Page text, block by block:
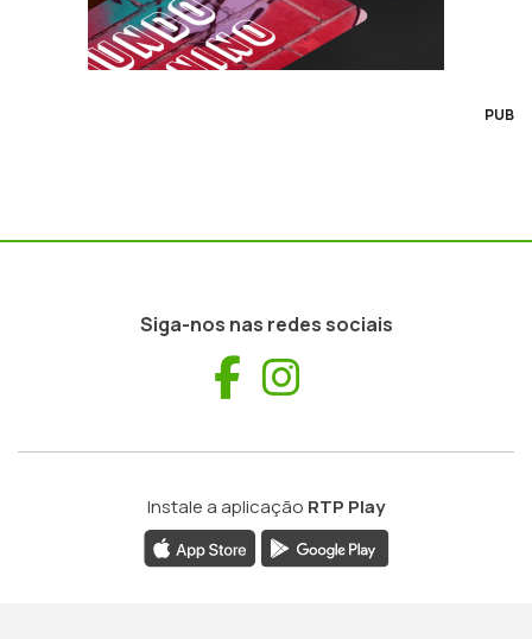
PUB
Siga-nos nas redes sociais
Facebook
Instale a aplicação RTP Play